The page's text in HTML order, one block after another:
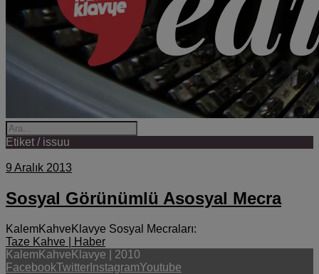
Etiket / issuu
9 Aralık 2013
Sosyal Görünümlü Asosyal Mecra
KalemKahveKlavye Sosyal Mecraları:
Taze Kahve | Haber
KalemKahveKlavye | 2010
FacebookTwitter InstagramYoutube